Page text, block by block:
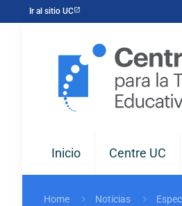
Ir al sitio UC
Inicio Centre UC
Home Noticias